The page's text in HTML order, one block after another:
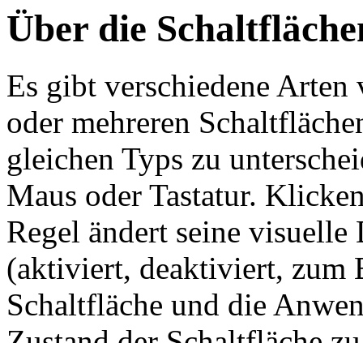
Über die
Es gibt verschiedene
oder mehreren
gleichen Typs zu
Maus oder Tastatur.
Regel ändert seine
(aktiviert, deaktiviert, zum
Schaltfläche und die